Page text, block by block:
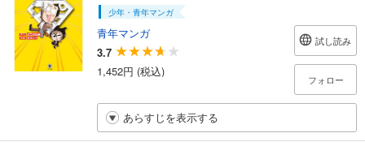
少年・青年マンガ
青年マンガ
3.7
1,452円 (税込)
試し読み
フォロー
あらすじを表示する